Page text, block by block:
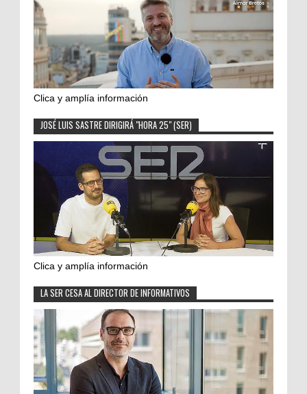
Clica y amplía información
JOSÉ LUIS SASTRE DIRIGIRÁ "HORA 25" (SER)
Clica y amplía información
LA SER CESA AL DIRECTOR DE INFORMATIVOS